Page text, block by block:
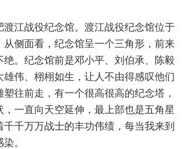
渡江战役纪念馆。渡江战役纪念馆位于
从侧面看，纪念馆呈一个三角形，前来
绝。纪念馆前是邓小平、刘伯承、陈毅
雄伟、栩栩如生，让人不由得感叹他们
往前走，有一个很高很高的纪念塔，
，一直向天空延伸，最上部也是五角星
千千万万战士的丰功伟绩，每当我来到
。